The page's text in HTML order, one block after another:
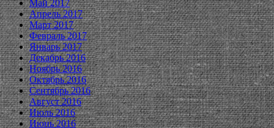
Май 2017
Апрель 2017
Март 2017
Февраль 2017
Январь 2017
Декабрь 2016
Ноябрь 2016
Октябрь 2016
Сентябрь 2016
Август 2016
Июль 2016
Июнь 2016